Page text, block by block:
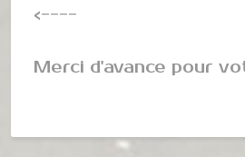
<----
Merci d'avance pour